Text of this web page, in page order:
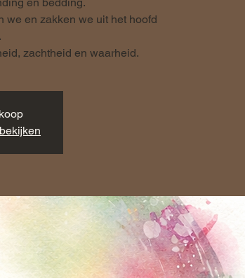
we en zakken we uit het hoofd
zachtheid en waarheid.